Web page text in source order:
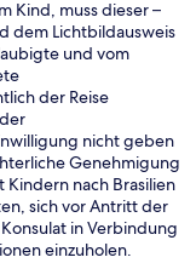
Kind, muss dieser –
dem Lichtbildausweis
und vom
der Reise
nicht geben
Genehmigung
nach Brasilien
sich vor Antritt der
in Verbindung
einzuholen.